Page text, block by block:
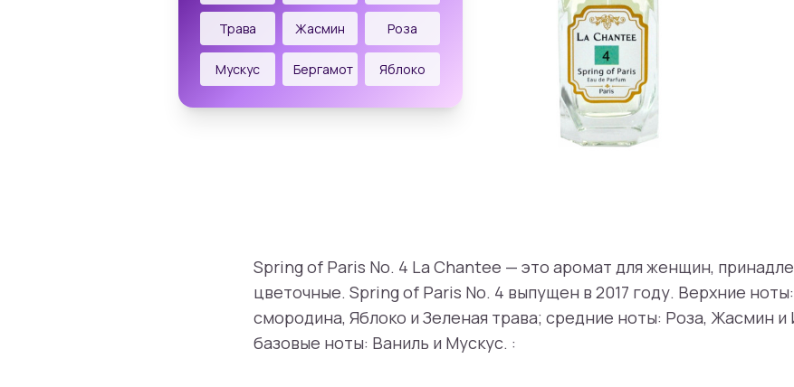
Трава Жасмин Роза
Мускус Бергамот Яблоко
Spring of Paris No. 4 La Chantee — это аромат для женщин,
цветочные. Spring of Paris No. 4 выпущен в 2017 году. Верхние
смородина, Яблоко и Зеленая трава; средние ноты: Роза, Жасмин и
базовые ноты: Ваниль и Мускус. :